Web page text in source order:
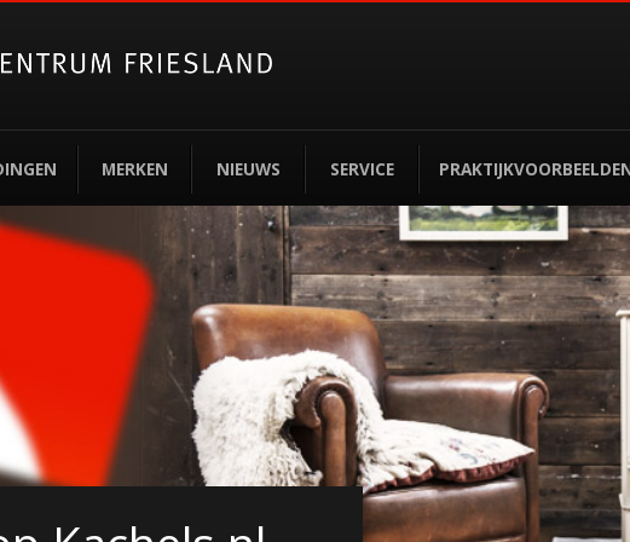
MERKEN NIEUWS SERVICE